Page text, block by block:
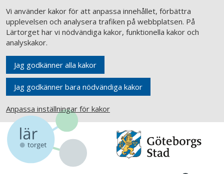
Vi använder kakor för att anpassa innehållet, förbättra
upplevelsen och analysera trafiken på webbplatsen. På
Lärtorget har vi nödvändiga kakor, funktionella kakor och
analyskakor.
Jag godkänner alla kakor
Jag godkänner bara nödvändiga kakor
Anpassa inställningar för kakor